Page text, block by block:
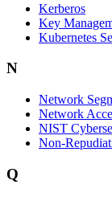
Kerberos
Key
Kubernetes
N
Network
Network
NIST
Non-
Q